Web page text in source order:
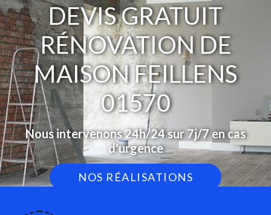
DEVIS GRATUIT
RÉNOVATION DE
MAISON FEILLENS
01570
Nous intervenons 24h/24 sur 7j/7 en cas
d'urgence
NOS RÉALISATIONS